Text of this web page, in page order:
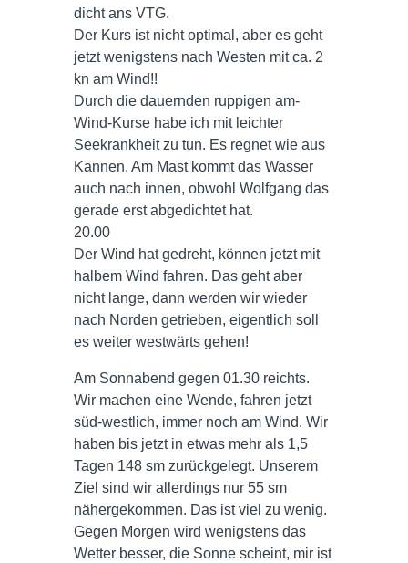
dicht ans VTG.
Der Kurs ist nicht optimal, aber es geht
jetzt wenigstens nach Westen mit ca. 2
kn am Wind!!
Durch die dauernden ruppigen am-
Wind-Kurse habe ich mit leichter
Seekrankheit zu tun. Es regnet wie aus
Kannen. Am Mast kommt das Wasser
auch nach innen, obwohl Wolfgang das
gerade erst abgedichtet hat.
20.00
Der Wind hat gedreht, können jetzt mit
halbem Wind fahren. Das geht aber
nicht lange, dann werden wir wieder
nach Norden getrieben, eigentlich soll
es weiter westwärts gehen!
Am Sonnabend gegen 01.30 reichts.
Wir machen eine Wende, fahren jetzt
süd-westlich, immer noch am Wind. Wir
haben bis jetzt in etwas mehr als 1,5
Tagen 148 sm zurückgelegt. Unserem
Ziel sind wir allerdings nur 55 sm
nähergekommen. Das ist viel zu wenig.
Gegen Morgen wird wenigstens das
Wetter besser, die Sonne scheint, mir ist